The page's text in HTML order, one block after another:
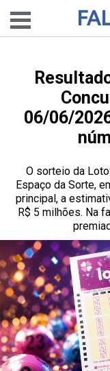
06/06/
O sorteio da
Espaço da Sorte,
principal, a
R$ 5 milhões. Na